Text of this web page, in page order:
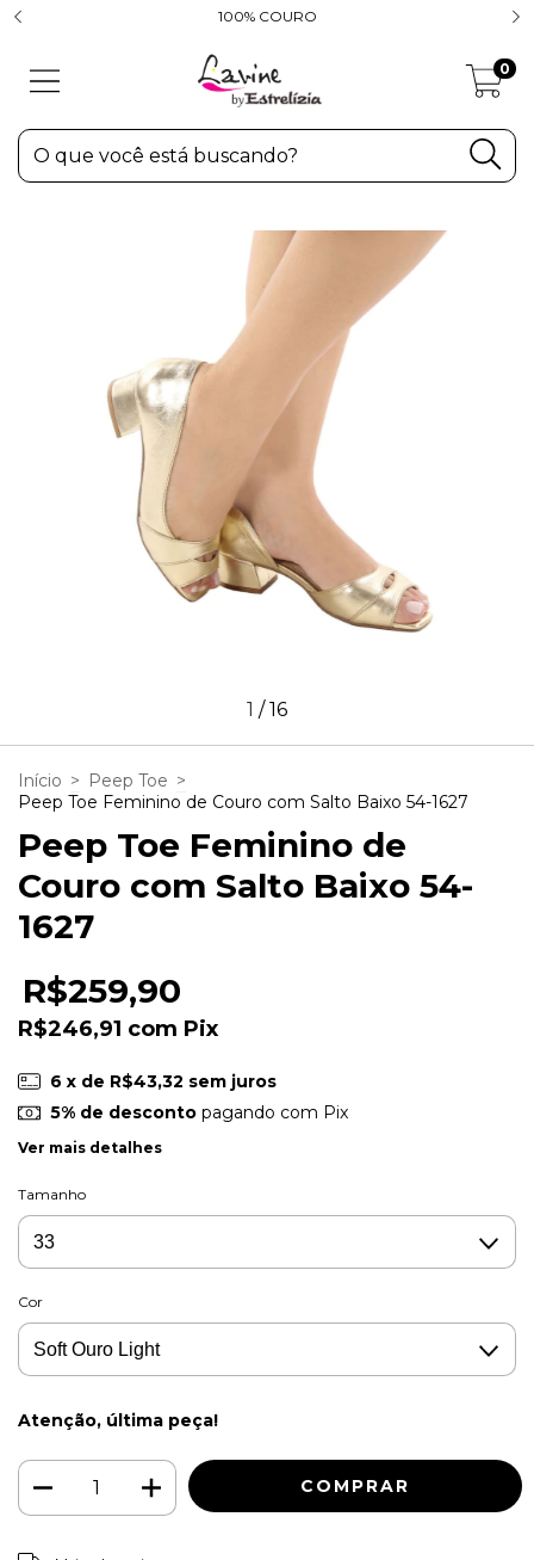
100% COURO
0
1 /16
Início > Peep Toe >
Peep Toe Feminino de Couro com Salto Baixo 54-1627
Peep Toe Feminino de
Couro com Salto Baixo 54-
1627
R$259,90
R$246,91 com Pix
6 x de R$43,32 sem juros
5% de descontopagando com Pix
Ver mais detalhes
Tamanho
Cor
Atenção, última peça!